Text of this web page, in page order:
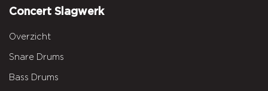
Concert Slagwerk
Overzicht
Snare Drums
Bass Drums